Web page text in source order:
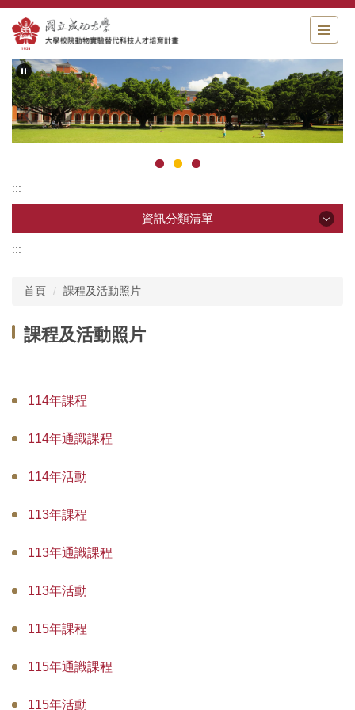
跳
到
主
要
內
容
區
塊
:::
資訊分類清單
最新消息
計畫起源
課程列表
招生及課程報名
課程及活動照片
夥伴連結
聯絡我們
:::
首頁 課程及活動照片
課程及活動照片
114年課程
114年通識課程
114年活動
113年課程
113年通識課程
113年活動
115年課程
115年通識課程
115年活動